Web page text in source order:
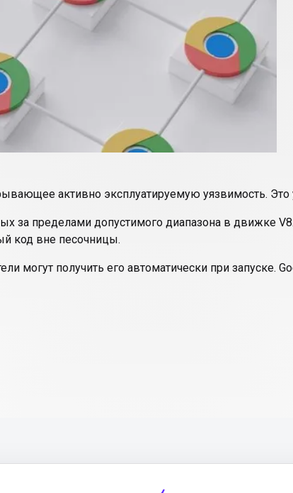
активно эксплуатируемую уязвимость. Это
за пределами допустимого диапазона в движке
код вне песочницы.
могут получить его автоматически при запуске.